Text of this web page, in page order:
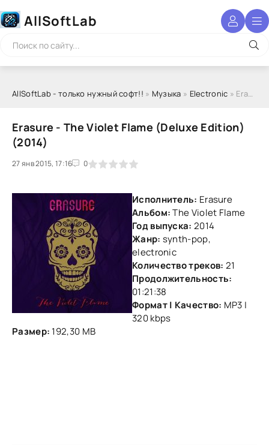
AllSoftLab
AllSoftLab - только нужный софт!! » Музыка » Electronic » Erasure - The Violet Flame (Deluxe Edition) (2014)
Erasure - The Violet Flame (Deluxe Edition)
(2014)
27 янв 2015, 17:16 0
1 2 3 4 5
Исполнитель: Erasure
Альбом:The Violet Flame
Год выпуска: 2014
Жанр: synth-pop,
electronic
Количество треков: 21
Продолжительность:
01:21:38
Формат | Качество: MP3 |
320 kbps
Размер: 192,30 MB